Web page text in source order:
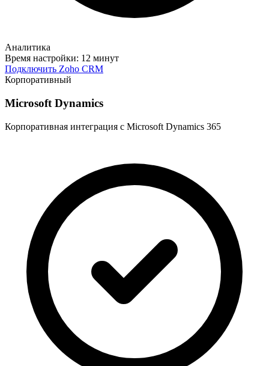
Аналитика
Время настройки: 12 минут
Подключить Zoho CRM
Корпоративный
Microsoft Dynamics
Корпоративная интеграция с Microsoft Dynamics 365